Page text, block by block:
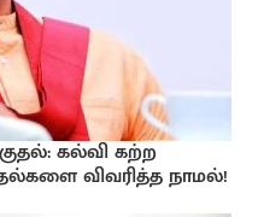
கல்வி கற்ற
விவரித்த நாமல்!